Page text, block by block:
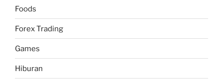
Foods
Forex Trading
Games
Hiburan